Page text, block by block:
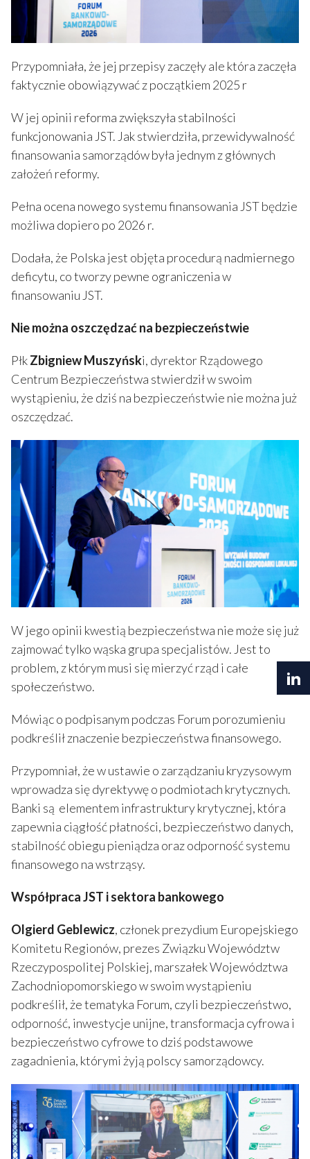
Przypomniała, że jej przepisy zaczęły ale która zaczęła
faktycznie obowiązywać z początkiem 2025 r
W jej opinii reforma zwiększyła stabilności
funkcjonowania JST. Jak stwierdziła, przewidywalność
finansowania samorządów była jednym z głównych
założeń reformy.
Pełna ocena nowego systemu finansowania JST będzie
możliwa dopiero po 2026 r.
Dodała, że Polska jest objęta procedurą nadmiernego
deficytu, co tworzy pewne ograniczenia w
finansowaniu JST.
Nie można oszczędzać na bezpieczeństwie
PłkZbigniew Muszyński, dyrektor Rządowego
Centrum Bezpieczeństwa stwierdził w swoim
wystąpieniu, że dziś na bezpieczeństwie nie można już
oszczędzać.
W jego opinii kwestią bezpieczeństwa nie może się już
zajmować tylko wąska grupa specjalistów. Jest to
problem, z którym musi się mierzyć rząd i całe
społeczeństwo.
Mówiąc o podpisanym podczas Forum porozumieniu
podkreślił znaczenie bezpieczeństwa finansowego.
Przypomniał, że w ustawie o zarządzaniu kryzysowym
wprowadza się dyrektywę o podmiotach krytycznych.
Banki są elementem infrastruktury krytycznej, która
zapewnia ciągłość płatności, bezpieczeństwo danych,
stabilność obiegu pieniądza oraz odporność systemu
finansowego na wstrząsy.
Współpraca JST i sektora bankowego
Olgierd Geblewicz, członek prezydium Europejskiego
Komitetu Regionów, prezes Związku Województw
Rzeczypospolitej Polskiej, marszałek Województwa
Zachodniopomorskiego w swoim wystąpieniu
podkreślił, że tematyka Forum, czyli bezpieczeństwo,
odporność, inwestycje unijne, transformacja cyfrowa i
bezpieczeństwo cyfrowe to dziś podstawowe
zagadnienia, którymi żyją polscy samorządowcy.